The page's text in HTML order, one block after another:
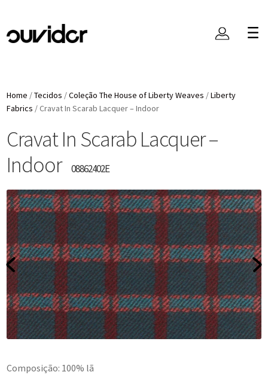
Home /Tecidos /Coleção The House of Liberty Weaves /Liberty
Fabrics /Cravat In Scarab Lacquer – Indoor
Cravat In Scarab Lacquer –
Indoor
08862402E
Composição: 100% lã